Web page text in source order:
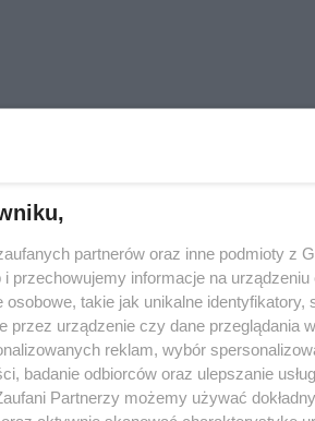
partnerów oraz inne podmioty z
przechowujemy informacje na urządzeniu
osobowe, takie jak unikalne identyfikatory,
przez urządzenie czy dane przeglądania
reklam, wybór
badanie odbiorców oraz ulepszanie
Partnerzy możemy używać